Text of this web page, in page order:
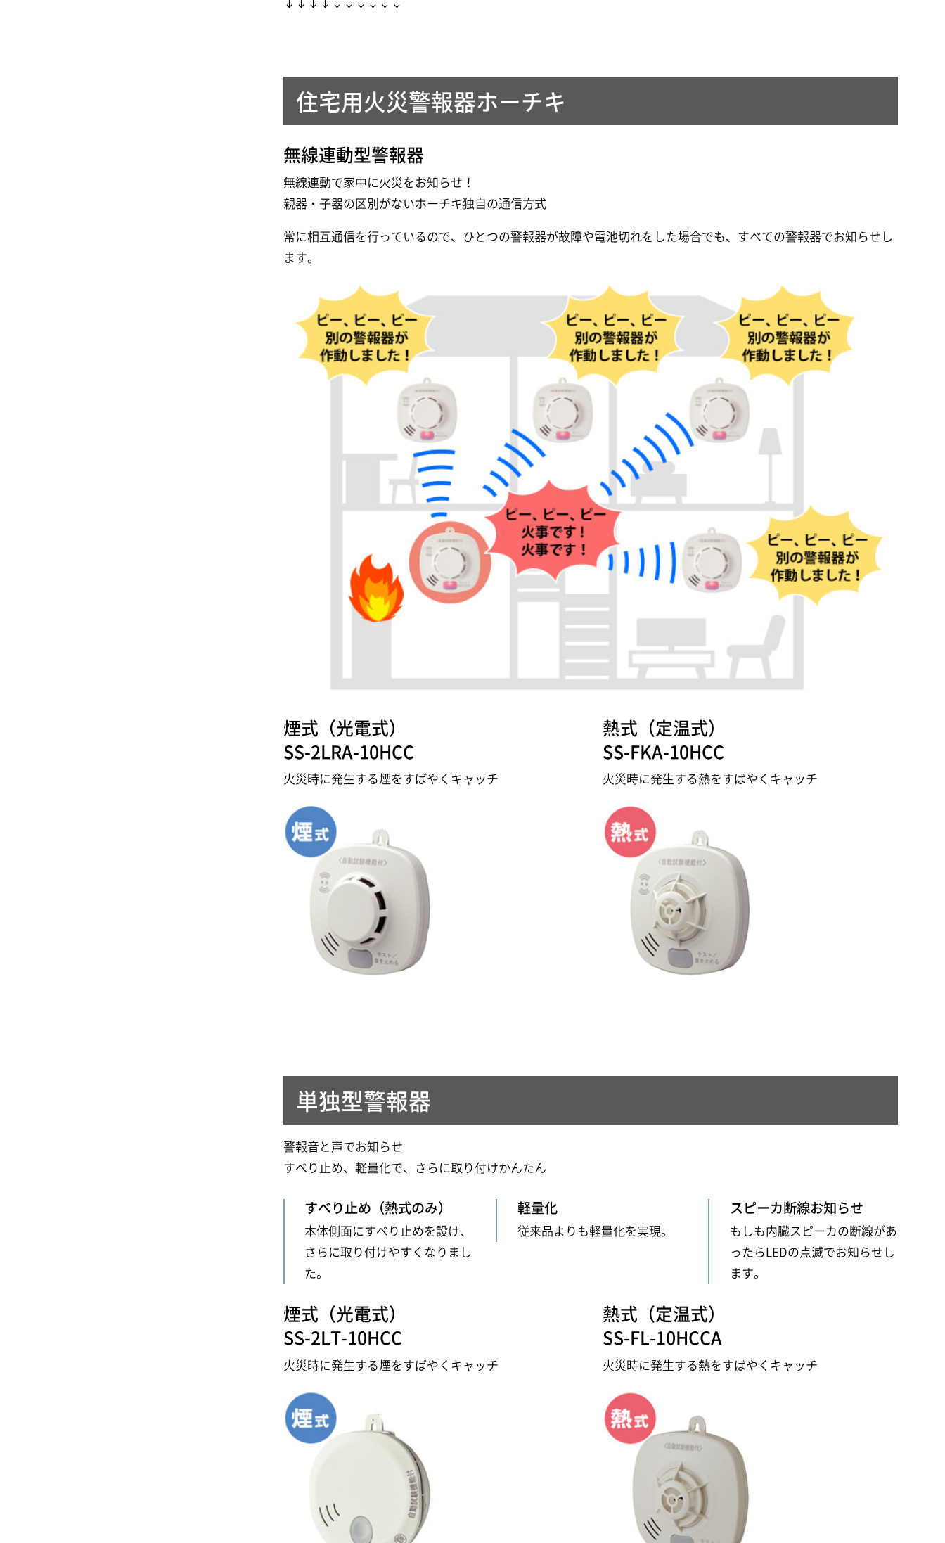
↓↓↓↓↓↓↓↓↓↓
住宅用火災警報器ホーチキ
無線連動型警報器
無線連動で家中に火災をお知らせ！
親器・子器の区別がないホーチキ独自の通信方式
常に相互通信を行っているので、ひとつの警報器が故障や電池切れをした場合でも、すべての警報器でお知らせし
ます。
煙式（光電式）
SS-2LRA-10HCC
火災時に発生する煙をすばやくキャッチ
熱式（定温式）
SS-FKA-10HCC
火災時に発生する熱をすばやくキャッチ
単独型警報器
警報音と声でお知らせ
すべり止め、軽量化で、さらに取り付けかんたん
すべり止め（熱式のみ）
本体側面にすべり止めを設け、
さらに取り付けやすくなりまし
た。
軽量化
従来品よりも軽量化を実現。
スピーカ断線お知らせ
もしも内臓スピーカの断線があ
ったらLEDの点滅でお知らせし
ます。
煙式（光電式）
SS-2LT-10HCC
火災時に発生する煙をすばやくキャッチ
熱式（定温式）
SS-FL-10HCCA
火災時に発生する熱をすばやくキャッチ